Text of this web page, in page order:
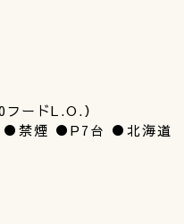
ードL.O.）
●禁煙 ●P7台 ●北海道